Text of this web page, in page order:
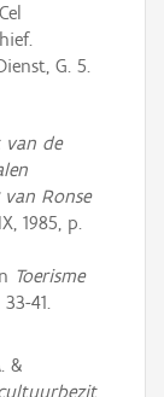
G. 5.
van de
Ronse
1985, p.
Toerisme
41.
&